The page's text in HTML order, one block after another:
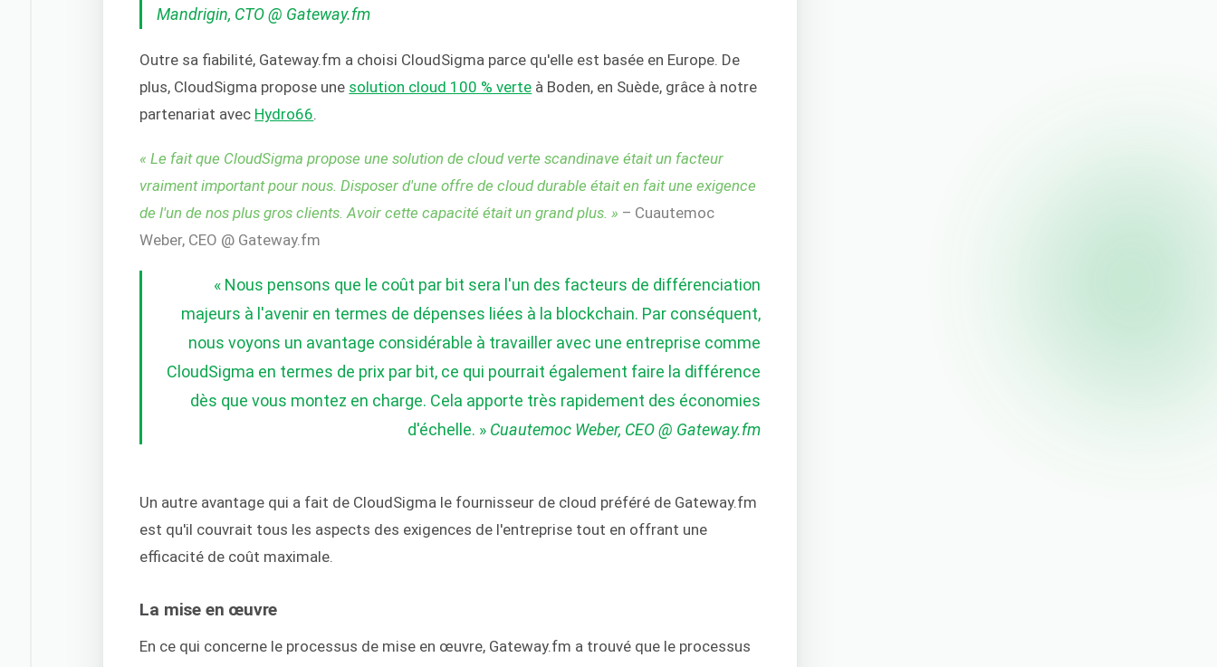
Mandrigin, CTO @ Gateway.fm
Outre sa fiabilité, Gateway.fm a choisi CloudSigma parce qu'elle est basée en Europe. De
plus, CloudSigma propose une solution cloud 100 % verte à Boden, en Suède, grâce à notre
partenariat avec Hydro66.
« Le fait que CloudSigma propose une solution de cloud verte scandinave était un facteur
vraiment important pour nous. Disposer d'une offre de cloud durable était en fait une exigence
de l'un de nos plus gros clients. Avoir cette capacité était un grand plus. » – Cuautemoc
Weber, CEO @ Gateway.fm
« Nous pensons que le coût par bit sera l'un des facteurs de différenciation
majeurs à l'avenir en termes de dépenses liées à la blockchain. Par conséquent,
nous voyons un avantage considérable à travailler avec une entreprise comme
CloudSigma en termes de prix par bit, ce qui pourrait également faire la différence
dès que vous montez en charge. Cela apporte très rapidement des économies
d'échelle. »Cuautemoc Weber, CEO @ Gateway.fm
Un autre avantage qui a fait de CloudSigma le fournisseur de cloud préféré de Gateway.fm
est qu'il couvrait tous les aspects des exigences de l'entreprise tout en offrant une
efficacité de coût maximale.
La mise en œuvre
En ce qui concerne le processus de mise en œuvre, Gateway.fm a trouvé que le processus